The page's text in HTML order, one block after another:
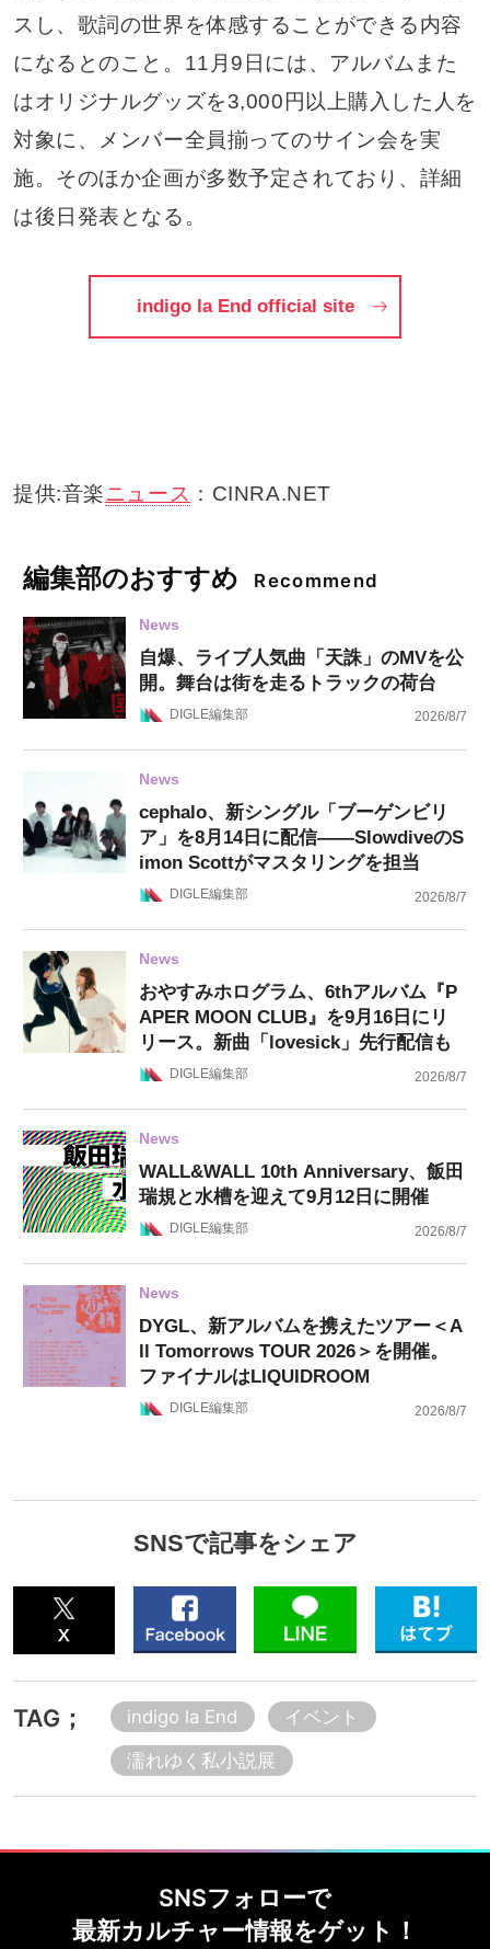
スし、歌詞の世界を体感することができる内容
になるとのこと。11月9日には、アルバムまた
はオリジナルグッズを3,000円以上購入した人を
対象に、メンバー全員揃ってのサイン会を実
施。そのほか企画が多数予定されており、詳細
は後日発表となる。
indigo la End official site
提供:音楽ニュース ：CINRA.NET
編集部のおすすめ Recommend
News
自爆、ライブ人気曲「天誅」のMVを公
開。舞台は街を走るトラックの荷台
DIGLE編集部 2026/8/7
News
cephalo、新シングル「ブーゲンビリ
ア」を8月14日に配信——SlowdiveのS
imon Scottがマスタリングを担当
DIGLE編集部 2026/8/7
News
おやすみホログラム、6thアルバム『P
APER MOON CLUB』を9月16日にリ
リース。新曲「lovesick」先行配信も
DIGLE編集部 2026/8/7
News
WALL&WALL 10th Anniversary、飯田
瑞規と水槽を迎えて9月12日に開催
DIGLE編集部 2026/8/7
News
DYGL、新アルバムを携えたツアー＜A
ll Tomorrows TOUR 2026＞を開催。
ファイナルはLIQUIDROOM
DIGLE編集部 2026/8/7
SNSで記事をシェア
TAG； indigo la End
イベント
濡れゆく私小説展
SNSフォローで
最新カルチャー情報をゲット！